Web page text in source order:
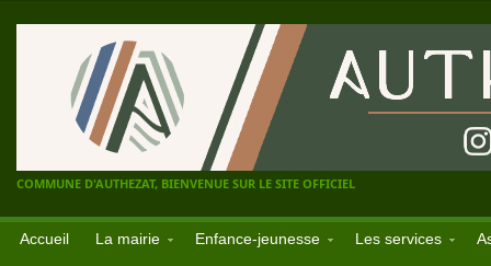
COMMUNE D'AUTHEZAT, BIENVENUE SUR LE SITE OFFICIEL
Accueil La mairie Enfance-jeunesse Les services